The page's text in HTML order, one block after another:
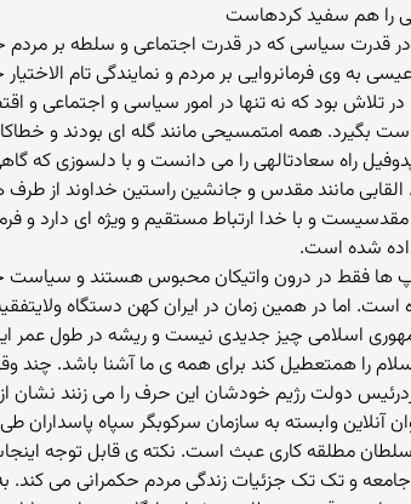
را هم سفید کردهاست
در قدرت سیاسی که در قدرت اجتماعی و سلطه بر
به وی فرمانروایی بر مردم و نمایندگی تام
تلاش بود که نه تنها در امور سیاسی و اجتماعی و
دست بگیرد. همه امتمسیحی مانند گله ای بودند و
راه سعادتالهی را می دانست و با دلسوزی که گاهی
مانند مقدس و جانشین راستین خداوند از طرف
و با خدا ارتباط مستقیم و ویژه ای دارد و
داده شده است.
ها فقط در درون واتیکان محبوس هستند و سیاست
است. اما در همین زمان در ایران کهن دستگاه
اسلامی چیز جدیدی نیست و ریشه در طول عمر
را همتعطیل کند برای همه ی ما آشنا باشد.
دولت رژیم خودشان این حرف را می زنند
آنلاین وابسته به سازمان سرکوبگر سپاه
مطلقه کاری عبث است. نکته ی قابل توجه
و تک تک جزئیات زندگی مردم حکمرانی می کند.